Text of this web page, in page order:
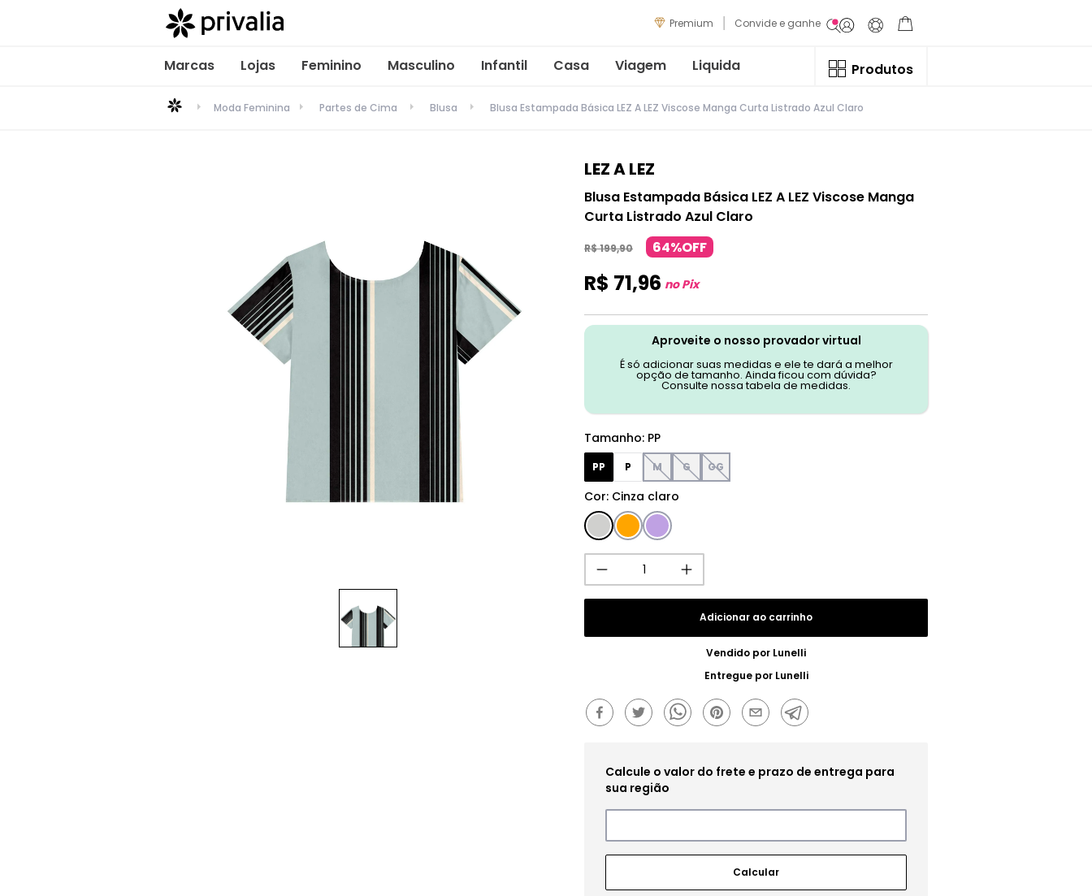
Premium Convide e ganhe
Marcas Lojas Feminino Masculino Infantil Casa Viagem Liquida Produtos
Moda Feminina Partes de Cima Blusa Blusa Estampada Básica LEZ A LEZ Viscose Manga Curta Listrado Azul Claro
LEZ A LEZ
Blusa Estampada Básica LEZ A LEZ Viscose Manga
Curta Listrado Azul Claro
R$199,90 64%OFF
R$ 71,96 no Pix
Aproveite o nosso provador virtual
É só adicionar suas medidas e ele te dará a melhor
opção de tamanho. Ainda ficou com dúvida?
Consulte nossa tabela de medidas.
Cor: Cinza claro
Tamanho: PP
PP P M G GG
Adicionar ao carrinho
Vendido por Lunelli
Entregue por Lunelli